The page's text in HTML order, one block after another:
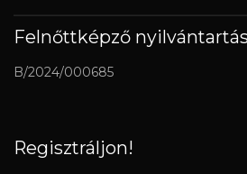
Felnőttképző
B/2024/000685
Regisztráljon!